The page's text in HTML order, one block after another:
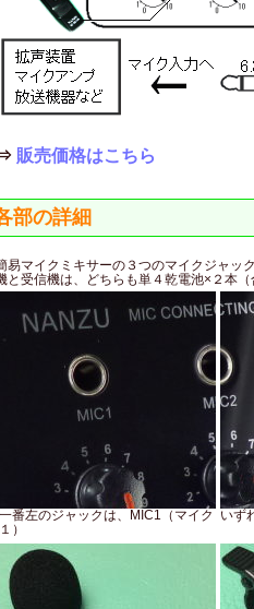
販売価格はこちら
部の詳細
易マイクミキサーの３つのマイクジャッ
と受信機は、どちらも単４乾電池×２本（
一番左のジャックは、MIC1（マイク
１）
いず